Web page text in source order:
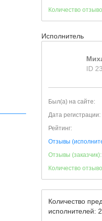
Количество
Исполнитель
ID
Был(а) на сайте:
Дата регистрации:
Рейтинг:
Отзывы
Отзывы (заказчик):
Количество
Количество
исполнителей: 2